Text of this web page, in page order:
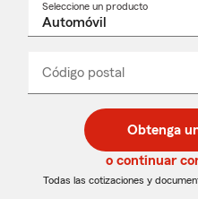
Seleccione un producto
Código postal
de
5
dígitos
de
5
dígitos
_____
Obtenga
o continuar
Todas las cotizaciones y